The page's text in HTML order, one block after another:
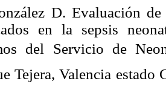
D. Evaluación
en la sepsis
del Servicio de
Tejera, Valencia